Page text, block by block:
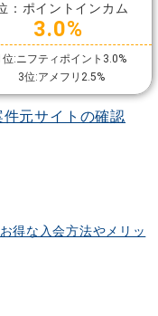
：ポイントインカム
3.0%
位:ニフティポイント3.0%
3位:アメフリ2.5%
件元サイトの確認
得な入会方法やメリッ